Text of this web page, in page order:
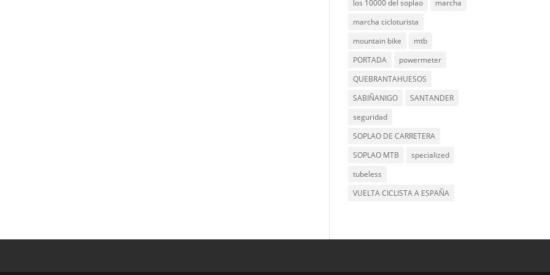
los 10000 del soplao
marcha
marcha cicloturista
mountain bike
mtb
PORTADA
powermeter
QUEBRANTAHUESOS
SABIÑANIGO
SANTANDER
seguridad
SOPLAO DE CARRETERA
SOPLAO MTB
specialized
tubeless
VUELTA CICLISTA A ESPAÑA